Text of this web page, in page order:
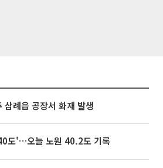
삼례읍 공장서 화재 발생
도'…오늘 노원 40.2도 기록